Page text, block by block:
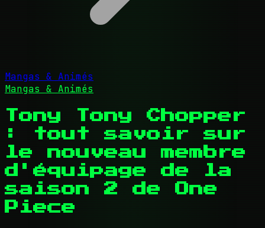
Mangas & Animés
Mangas & Animés
Tony Tony Chopper
: tout savoir sur
le nouveau membre
d'équipage de la
saison 2 de One
Piece